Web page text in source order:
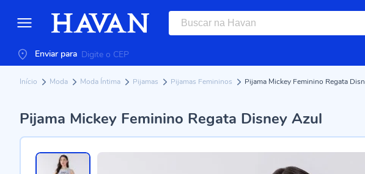
Enviar para
Início Moda Moda Íntima Pijamas Pijamas Femininos Pijama Mickey Feminino Regata
Pijama Mickey Feminino Regata Disney Azul